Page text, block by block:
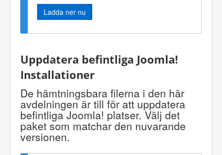
Ladda ner nu
Uppdatera befintliga Joomla!
Installationer
De hämtningsbara filerna i den här
avdelningen är till för att uppdatera
befintliga Joomla! platser. Välj det
paket som matchar den nuvarande
versionen.